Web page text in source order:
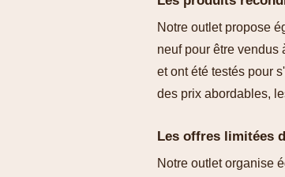
Notre outlet propose
neuf pour être vendus
et ont été testés pour
des prix abordables,
Les offres limitées
Notre outlet organise